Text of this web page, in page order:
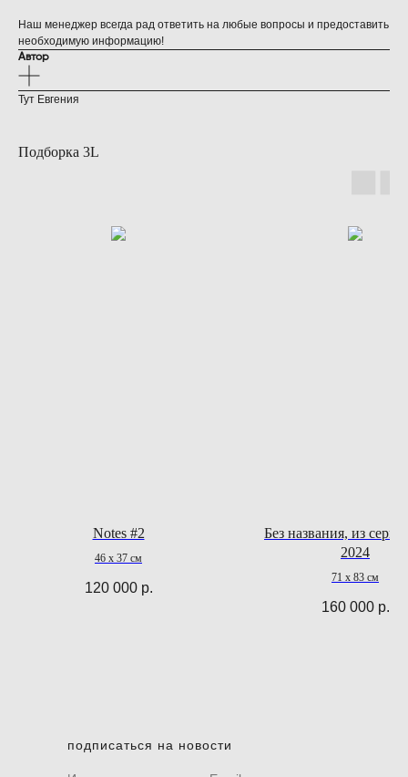
Наш менеджер всегда рад ответить на любые вопросы и предоставить
необходимую информацию!
Автор
Тут Евгения
Подборка 3L
Notes #2
46 х 37 см
120 000 р.
Без названия, из
2024
71 х 83 см
160 000 р.
подписаться на новости